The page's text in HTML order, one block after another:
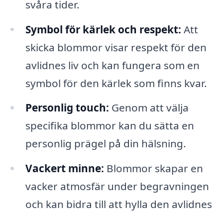
svåra tider.
Symbol för kärlek och respekt: Att
skicka blommor visar respekt för den
avlidnes liv och kan fungera som en
symbol för den kärlek som finns kvar.
Personlig touch: Genom att välja
specifika blommor kan du sätta en
personlig prägel på din hälsning.
Vackert minne: Blommor skapar en
vacker atmosfär under begravningen
och kan bidra till att hylla den avlidnes